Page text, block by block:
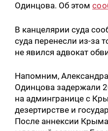
Одинцова. Об этом
В канцелярии суда
суда перенесли из-за
не явился адвокат
Напомним,
Одинцова задержали
на админгранице с
дезертирстве и
После аннексии